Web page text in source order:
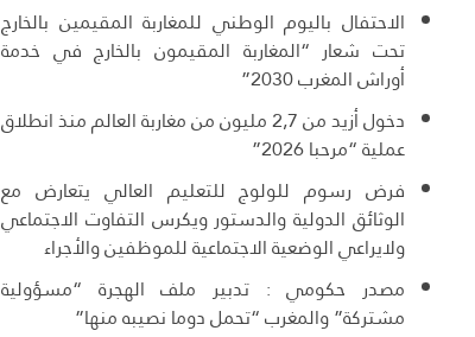
الاحتفال باليوم الوطني للمغاربة المقيمين بالخارج
تحت شعار “المغاربة المقيمون بالخارج في خدمة
أوراش المغرب 2030”
دخول أزيد من 2,7 مليون من مغاربة العالم منذ انطلاق
عملية “مرحبا 2026”
فرض رسوم للولوج للتعليم العالي يتعارض مع
الوثائق الدولية والدستور ويكرس التفاوت الاجتماعي
ولايراعي الوضعية الاجتماعية للموظفين والأجراء
مصدر حكومي : تدبير ملف الهجرة “مسؤولية
مشتركة” والمغرب “تحمل دوما نصيبه منها”